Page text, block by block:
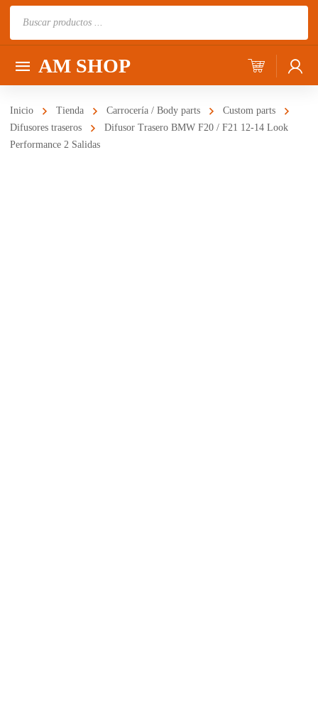
AM SHOP
Inicio Tienda Carrocería / Body parts
Custom parts
Difusores traseros
Difusor Trasero BMW F20 / F21 12-14 Look
Performance 2 Salidas